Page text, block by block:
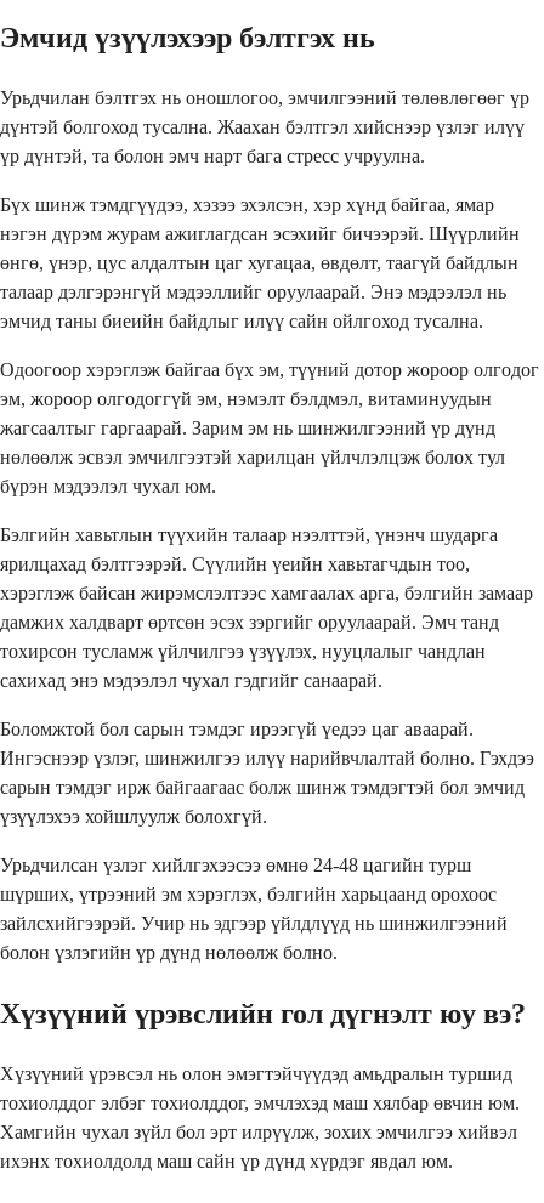
Эмчид үзүүлэхээр бэлтгэх нь
Урьдчилан бэлтгэх нь оношлогоо, эмчилгээний төлөвлөгөөг үр
дүнтэй болгоход тусална. Жаахан бэлтгэл хийснээр үзлэг илүү
үр дүнтэй, та болон эмч нарт бага стресс учруулна.
Бүх шинж тэмдгүүдээ, хэзээ эхэлсэн, хэр хүнд байгаа, ямар
нэгэн дүрэм журам ажиглагдсан эсэхийг бичээрэй. Шүүрлийн
өнгө, үнэр, цус алдалтын цаг хугацаа, өвдөлт, таагүй байдлын
талаар дэлгэрэнгүй мэдээллийг оруулаарай. Энэ мэдээлэл нь
эмчид таны биеийн байдлыг илүү сайн ойлгоход тусална.
Одоогоор хэрэглэж байгаа бүх эм, түүний дотор жороор олгодог
эм, жороор олгодоггүй эм, нэмэлт бэлдмэл, витаминуудын
жагсаалтыг гаргаарай. Зарим эм нь шинжилгээний үр дүнд
нөлөөлж эсвэл эмчилгээтэй харилцан үйлчлэлцэж болох тул
бүрэн мэдээлэл чухал юм.
Бэлгийн хавьтлын түүхийн талаар нээлттэй, үнэнч шударга
ярилцахад бэлтгээрэй. Сүүлийн үеийн хавьтагчдын тоо,
хэрэглэж байсан жирэмслэлтээс хамгаалах арга, бэлгийн замаар
дамжих халдварт өртсөн эсэх зэргийг оруулаарай. Эмч танд
тохирсон тусламж үйлчилгээ үзүүлэх, нууцлалыг чандлан
сахихад энэ мэдээлэл чухал гэдгийг санаарай.
Боломжтой бол сарын тэмдэг ирээгүй үедээ цаг аваарай.
Ингэснээр үзлэг, шинжилгээ илүү нарийвчлалтай болно. Гэхдээ
сарын тэмдэг ирж байгаагаас болж шинж тэмдэгтэй бол эмчид
үзүүлэхээ хойшлуулж болохгүй.
Урьдчилсан үзлэг хийлгэхээсээ өмнө 24-48 цагийн турш
шүрших, үтрээний эм хэрэглэх, бэлгийн харьцаанд орохоос
зайлсхийгээрэй. Учир нь эдгээр үйлдлүүд нь шинжилгээний
болон үзлэгийн үр дүнд нөлөөлж болно.
Хүзүүний үрэвслийн гол дүгнэлт юу вэ?
Хүзүүний үрэвсэл нь олон эмэгтэйчүүдэд амьдралын туршид
тохиолддог элбэг тохиолддог, эмчлэхэд маш хялбар өвчин юм.
Хамгийн чухал зүйл бол эрт илрүүлж, зохих эмчилгээ хийвэл
ихэнх тохиолдолд маш сайн үр дүнд хүрдэг явдал юм.